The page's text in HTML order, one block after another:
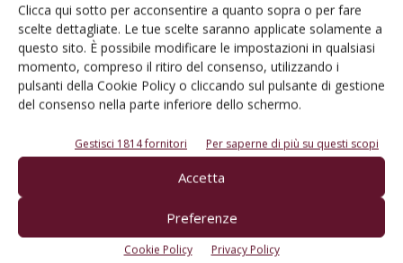
Clicca qui sotto per acconsentire a quanto sopra o per fare
scelte dettagliate. Le tue scelte saranno applicate solamente a
questo sito. È possibile modificare le impostazioni in qualsiasi
momento, compreso il ritiro del consenso, utilizzando i
pulsanti della Cookie Policy o cliccando sul pulsante di gestione
del consenso nella parte inferiore dello schermo.
Gestisci 1814 fornitori Per saperne di più su questi scopi
Accetta
Preferenze
Cookie Policy Privacy Policy
Tirano il freno anche i mercati top
DiGian Paolo Ponzi 9 Maggio 2023